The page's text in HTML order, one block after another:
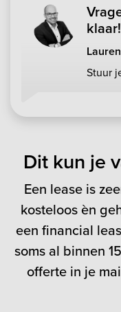
klaar!
Stuur
Dit kun je
Een lease is
kosteloos èn
een financial
soms al binnen
offerte in je